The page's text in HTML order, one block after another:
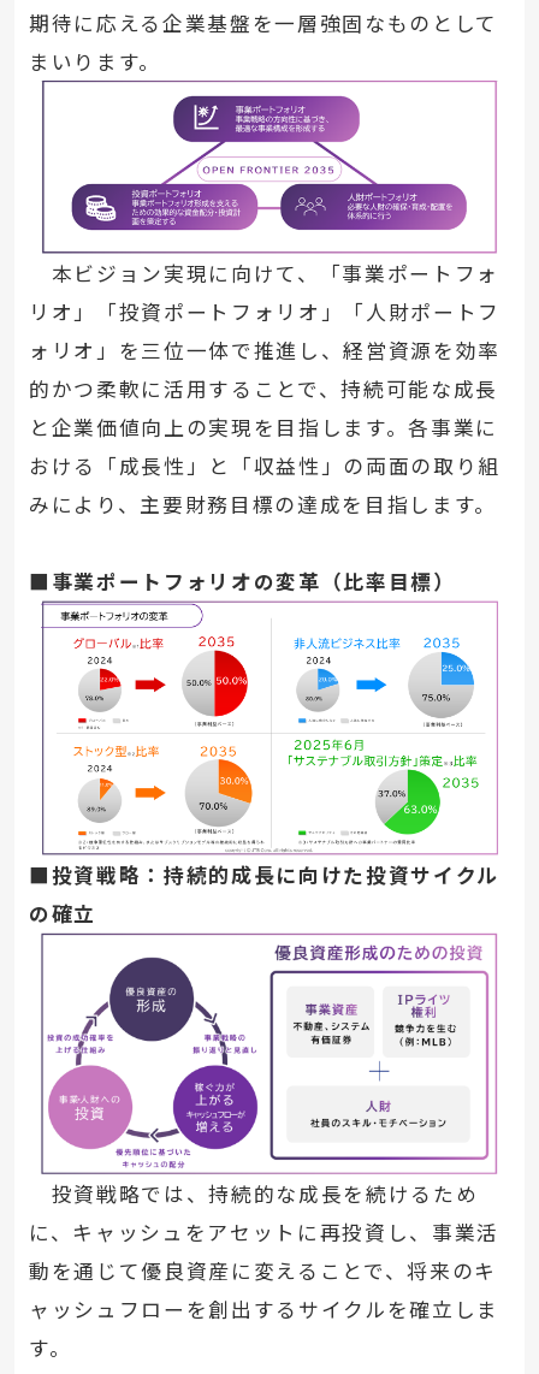
期待に応える企業基盤を一層強固なものとして
まいります。
本ビジョン実現に向けて、「事業ポートフォ
リオ」「投資ポートフォリオ」「人財ポートフ
ォリオ」を三位一体で推進し、経営資源を効率
的かつ柔軟に活用することで、持続可能な成長
と企業価値向上の実現を目指します。各事業に
おける「成長性」と「収益性」の両面の取り組
みにより、主要財務目標の達成を目指します。
■事業ポートフォリオの変革（比率目標）
■投資戦略：持続的成長に向けた投資サイクル
の確立
投資戦略では、持続的な成長を続けるため
に、キャッシュをアセットに再投資し、事業活
動を通じて優良資産に変えることで、将来のキ
ャッシュフローを創出するサイクルを確立しま
す。